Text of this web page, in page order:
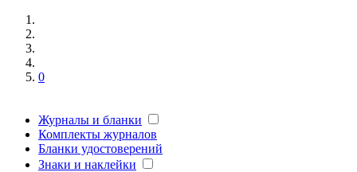
0
Журналы и бланки
Комплекты журналов
Бланки удостоверений
Знаки и наклейки